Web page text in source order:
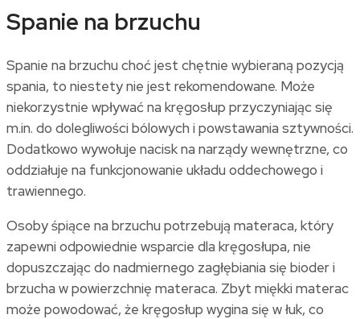
Spanie na brzuchu
Spanie na brzuchu choć jest chętnie wybieraną pozycją
spania, to niestety nie jest rekomendowane. Może
niekorzystnie wpływać na kręgosłup przyczyniając się
m.in. do dolegliwości bólowych i powstawania sztywności.
Dodatkowo wywołuje nacisk na narządy wewnętrzne, co
oddziałuje na funkcjonowanie układu oddechowego i
trawiennego.
Osoby śpiące na brzuchu potrzebują materaca, który
zapewni odpowiednie wsparcie dla kręgosłupa, nie
dopuszczając do nadmiernego zagłębiania się bioder i
brzucha w powierzchnię materaca. Zbyt miękki materac
może powodować, że kręgosłup wygina się w łuk, co